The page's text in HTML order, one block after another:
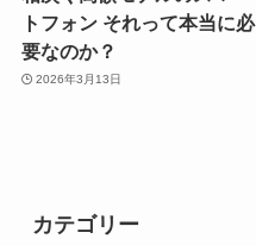
トフォン それって本当に必
要なのか？
2026年3月13日
カテゴリー